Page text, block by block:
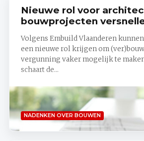
Nieuwe rol voor
bouwprojecten
Volgens Embuild Vlaanderen
een nieuwe rol krijgen om
vergunning vaker mogelijk te
schaart de...
NADENKEN OVER BOUWEN